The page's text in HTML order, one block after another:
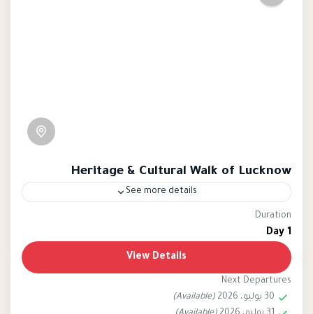
Heritage & Cultural Walk of Lucknow
See more details
India
The Heritage & Cultural Walk of Lucknow is a
and cultural tapestry of the capital city of the
Indian state of Uttar Pradesh. Lucknow, known
Duration
View Details
Next Departures
30 يوليو، 2026
(Available)